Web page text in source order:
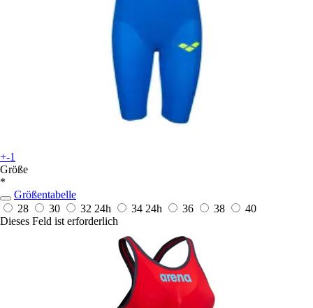
+-1
Größe
*
Größentabelle
28
30 32 24h 34 24h 36 38
40
Dieses Feld ist erforderlich